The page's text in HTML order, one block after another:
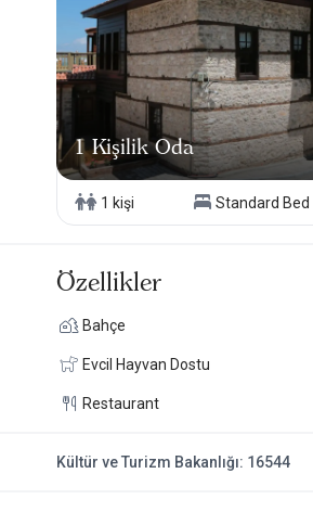
1 Kişilik Oda
1 kişi Standard Bed
Özellikler
Bahçe
Evcil Hayvan Dostu
Restaurant
Kültür ve Turizm Bakanlığı: 16544